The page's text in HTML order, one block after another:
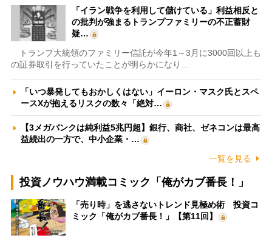
「イラン戦争を利用して儲けている」利益相反と
の批判が強まるトランプファミリーの不正蓄財
疑…
トランプ大統領のファミリー信託が今年1～3月に3000回以上も
の証券取引を行っていたことが明らかになり…
「いつ暴発してもおかしくはない」イーロン・マスク氏とスペ
ースXが抱えるリスクの数々「絶対…
【3メガバンクは純利益5兆円超】銀行、商社、ゼネコンは最高
益続出の一方で、中小企業・…
一覧を見る
投資ノウハウ満載コミック「俺がカブ番長！」
「売り時」を逃さないトレンド見極め術 投資コ
ミック「俺がカブ番長！」【第11回】